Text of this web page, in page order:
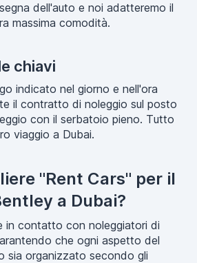
dell'auto e noi adatteremo il
massima comodità.
chiavi
indicato nel giorno e nell'ora
il contratto di noleggio sul posto
con il serbatoio pieno. Tutto
viaggio a Dubai.
"Rent Cars" per il
a Dubai?
in contatto con noleggiatori di
che ogni aspetto del
sia organizzato secondo gli